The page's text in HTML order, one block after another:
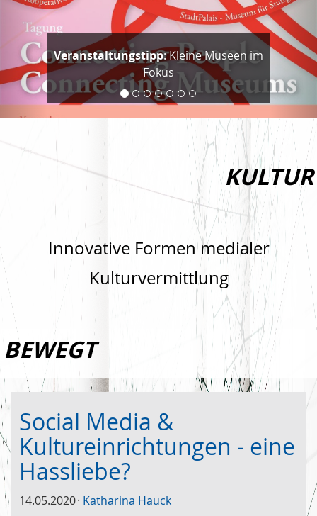
Veranstaltungstipp: Kleine Museen im
Fokus
KULTUR
Innovative Formen medialer
Kulturvermittlung
BEWEGT
Social Media &
Kultureinrichtungen - eine
Hassliebe?
14.05.2020 Katharina Hauck